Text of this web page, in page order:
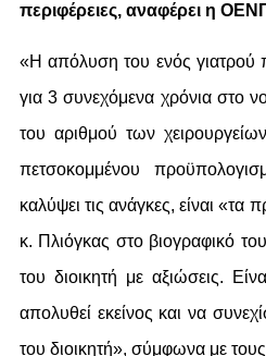
περιφέρειες, αναφέρει η
«Η απόλυση του ενός γιατρού
για 3 συνεχόμενα χρόνια στο
του αριθμού των
πετσοκομμένου
καλύψει τις ανάγκες, είναι
κ. Πλιόγκας στο βιογραφικό
του διοικητή με αξιώσεις.
απολυθεί εκείνος και να
του διοικητή», σύμφωνα με